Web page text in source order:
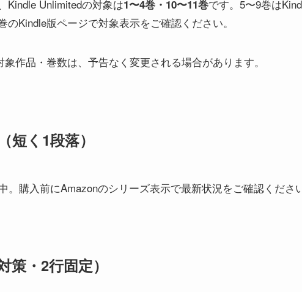
Kindle Unlimitedの対象は1〜4巻・10〜11巻です。5〜9巻は
のKindle版ページで対象表示をご確認ください。
作品・巻数は、予告なく変更される場合があります。
短く1段落）
。購入前にAmazonのシリーズ表示で最新状況をご確認ください
策・2行固定）